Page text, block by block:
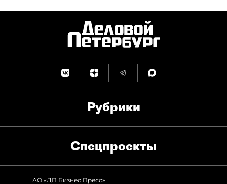
Рубрики
Спец­проекты
АО «ДП Бизнес Пресс»